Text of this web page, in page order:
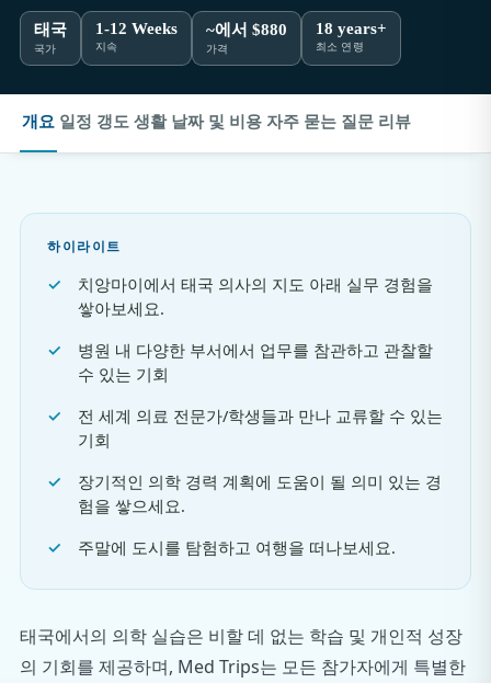
태국
국가
1-12 Weeks
지속
~에서 $880
가격
18 years+
최소 연령
개요 일정 갱도 생활 날짜 및 비용 자주 묻는 질문 리뷰
하이라이트
치앙마이에서 태국 의사의 지도 아래 실무 경험을
쌓아보세요.
병원 내 다양한 부서에서 업무를 참관하고 관찰할
수 있는 기회
전 세계 의료 전문가/학생들과 만나 교류할 수 있는
기회
장기적인 의학 경력 계획에 도움이 될 의미 있는 경
험을 쌓으세요.
주말에 도시를 탐험하고 여행을 떠나보세요.
태국에서의 의학 실습은 비할 데 없는 학습 및 개인적 성장
의 기회를 제공하며, Med Trips는 모든 참가자에게 특별한